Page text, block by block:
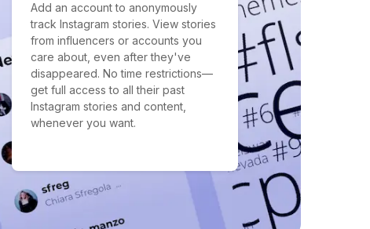
Add an account to anonymously
track Instagram stories. View stories
from influencers or accounts you
care about, even after they've
disappeared. No time restrictions—
get full access to all their past
Instagram stories and content,
whenever you want.